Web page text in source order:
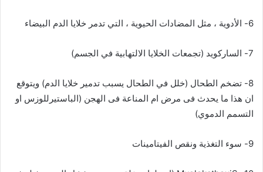
6- الأدوية ، مثل المضادات الحيوية ، التي تدمر خلايا الدم البيضاء
7- الساركويد (تجمعات الخلايا الالتهابية في الجسم)
8- تضخم الطحال (خلل في الطحال يسبب تدمير خلايا الدم) ويتوقع
ان هذا ما يحدث فى مرض ام المناعة فى الهجن (الباستيرللوزس او
التسمم الدموي)
9- سوء التغذية ونقص الفيتامينات